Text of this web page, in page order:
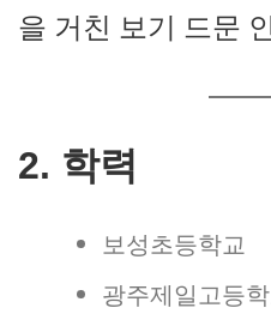
을 거친 보기 드문
2. 학력
보성초등학교
광주제일고등